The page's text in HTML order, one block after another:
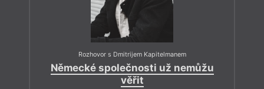
Rozhovor s Dmitrijem Kapitelmanem
Německé společnosti už nemůžu
věřit